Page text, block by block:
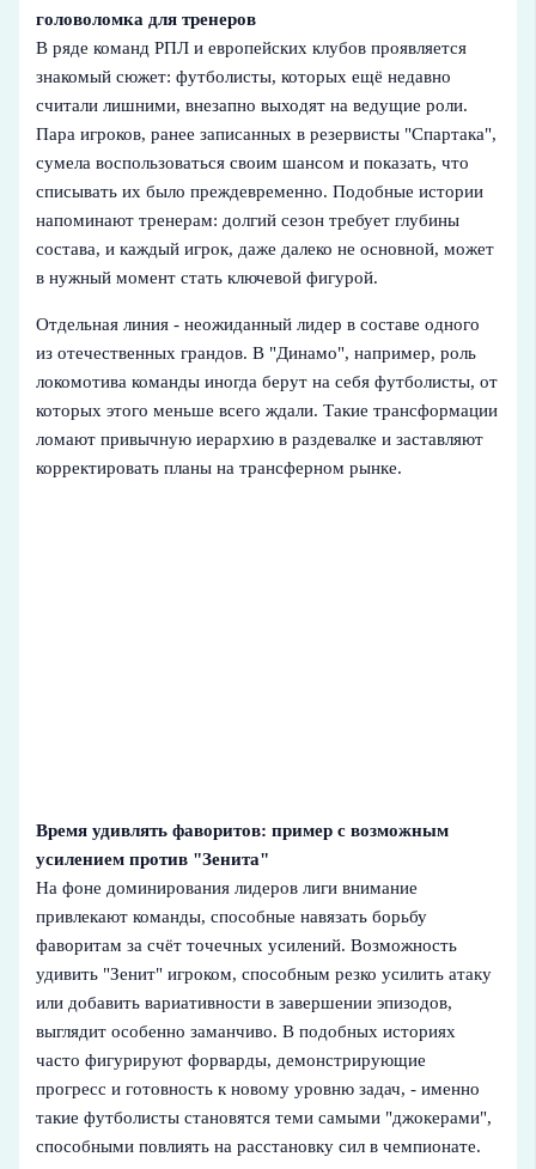
головоломка для тренеров
В ряде команд РПЛ и европейских клубов проявляется
знакомый сюжет: футболисты, которых ещё недавно
считали лишними, внезапно выходят на ведущие роли.
Пара игроков, ранее записанных в резервисты "Спартака",
сумела воспользоваться своим шансом и показать, что
списывать их было преждевременно. Подобные истории
напоминают тренерам: долгий сезон требует глубины
состава, и каждый игрок, даже далеко не основной, может
в нужный момент стать ключевой фигурой.
Отдельная линия - неожиданный лидер в составе одного
из отечественных грандов. В "Динамо", например, роль
локомотива команды иногда берут на себя футболисты, от
которых этого меньше всего ждали. Такие трансформации
ломают привычную иерархию в раздевалке и заставляют
корректировать планы на трансферном рынке.
Время удивлять фаворитов: пример с возможным
усилением против "Зенита"
На фоне доминирования лидеров лиги внимание
привлекают команды, способные навязать борьбу
фаворитам за счёт точечных усилений. Возможность
удивить "Зенит" игроком, способным резко усилить атаку
или добавить вариативности в завершении эпизодов,
выглядит особенно заманчиво. В подобных историях
часто фигурируют форварды, демонстрирующие
прогресс и готовность к новому уровню задач, - именно
такие футболисты становятся теми самыми "джокерами",
способными повлиять на расстановку сил в чемпионате.